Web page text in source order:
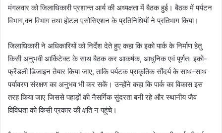
i
l
मंगलवार को जिलाधिकारी प्रशान्त आर्य की अध्यक्षता में बैठक हुई। बैठक में पर्यटन
विभाग,वन विभाग तथा होटल एसोसिएशन के प्रतिनिधियों ने प्रतिभाग किया।
जिलाधिकारी ने अधिकारियों को निर्देश देते हुए कहा कि इको पार्क के निर्माण हेतु
किसी अनुभवी आर्किटेक्ट के साथ बैठक कर आकर्षक, आधुनिक एवं पूर्णतः इको-
फ्रेंडली डिजाइन तैयार किया जाए, ताकि पर्यटक प्राकृतिक सौंदर्य के साथ-साथ
पर्यावरण संरक्षण का अनुभव भी कर सकें। उन्होंने कहा कि पार्क का विकास इस
तरह किया जाए जिससे पहाड़ों की नैसर्गिक सुंदरता बनी रहे और स्थानीय जैव
विविधता को किसी प्रकार की क्षति न पहुंचे।